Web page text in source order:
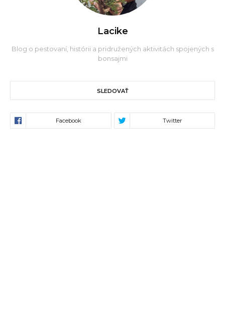
Lacike
Blog o pestovaní, histórii a pridružených aktivitách spojených s
bonsajmi
SLEDOVAŤ